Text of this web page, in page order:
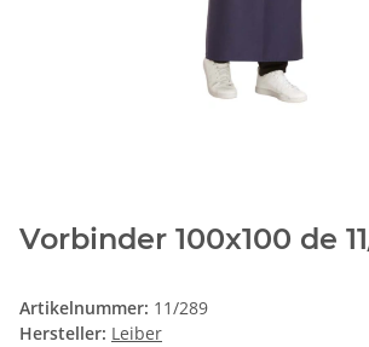
Vorbinder 100x100 de
Artikelnummer: 11/289
Hersteller: Leiber